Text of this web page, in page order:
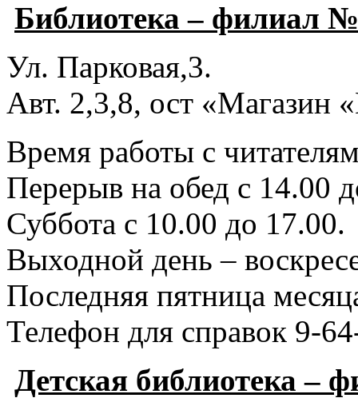
Библиотека – филиал
Ул. Парковая,3.
Авт. 2,3,8, ост «Магазин
Время работы с
Перерыв на обед с 14.00
Суббота с 10.00 до 17.00.
Выходной день –
Последняя пятница
Телефон для справок 9-
Детская библиотека –